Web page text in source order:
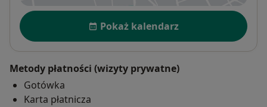
Dostępność
Pokaż kalendarz
Metody płatności (wizyty prywatne)
Gotówka
Karta płatnicza